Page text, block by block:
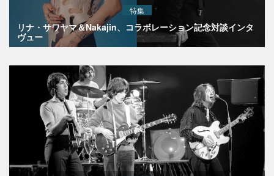
特集
リナ・サワヤマ＆Nakajin、コラボレーション記念対談インタ
ヴュー